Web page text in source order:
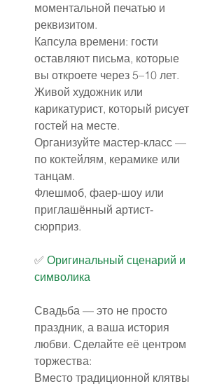
моментальной печатью и
реквизитом.
Капсула времени: гости
оставляют письма, которые
вы откроете через 5–10 лет.
Живой художник или
карикатурист, который рисует
гостей на месте.
Организуйте мастер-класс —
по коктейлям, керамике или
танцам.
Флешмоб, фаер-шоу или
приглашённый артист-
сюрприз.
✅️ Оригинальный сценарий и
символика
Свадьба — это не просто
праздник, а ваша история
любви. Сделайте её центром
торжества:
Вместо традиционной клятвы